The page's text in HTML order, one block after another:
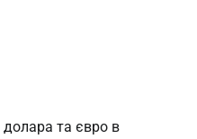
долара та євро в